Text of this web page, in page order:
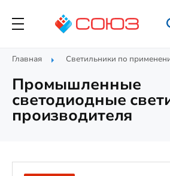
Главная Светильники по
Промышленные
светодиодные
производителя